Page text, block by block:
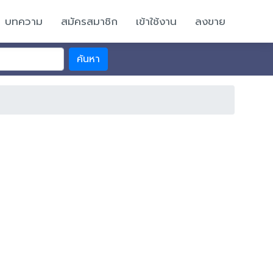
บทความ สมัครสมาชิก เข้าใช้งาน ลงขาย
ค้นหา